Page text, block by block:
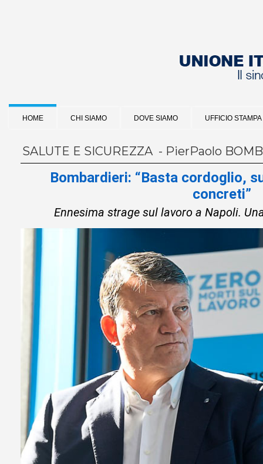
HOME CHI SIAMO DOVE SIAMO UFFICIO STAMPA
SALUTE E SICUREZZA - PierPaolo
Bombardieri: “Basta cordoglio,
concreti”
Ennesima strage sul lavoro a Napoli.